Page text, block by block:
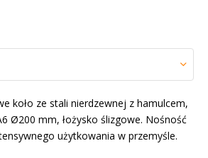
koło ze stali nierdzewnej z hamulcem,
Ø200 mm, łożysko ślizgowe. Nośność
użytkowania w przemyśle.